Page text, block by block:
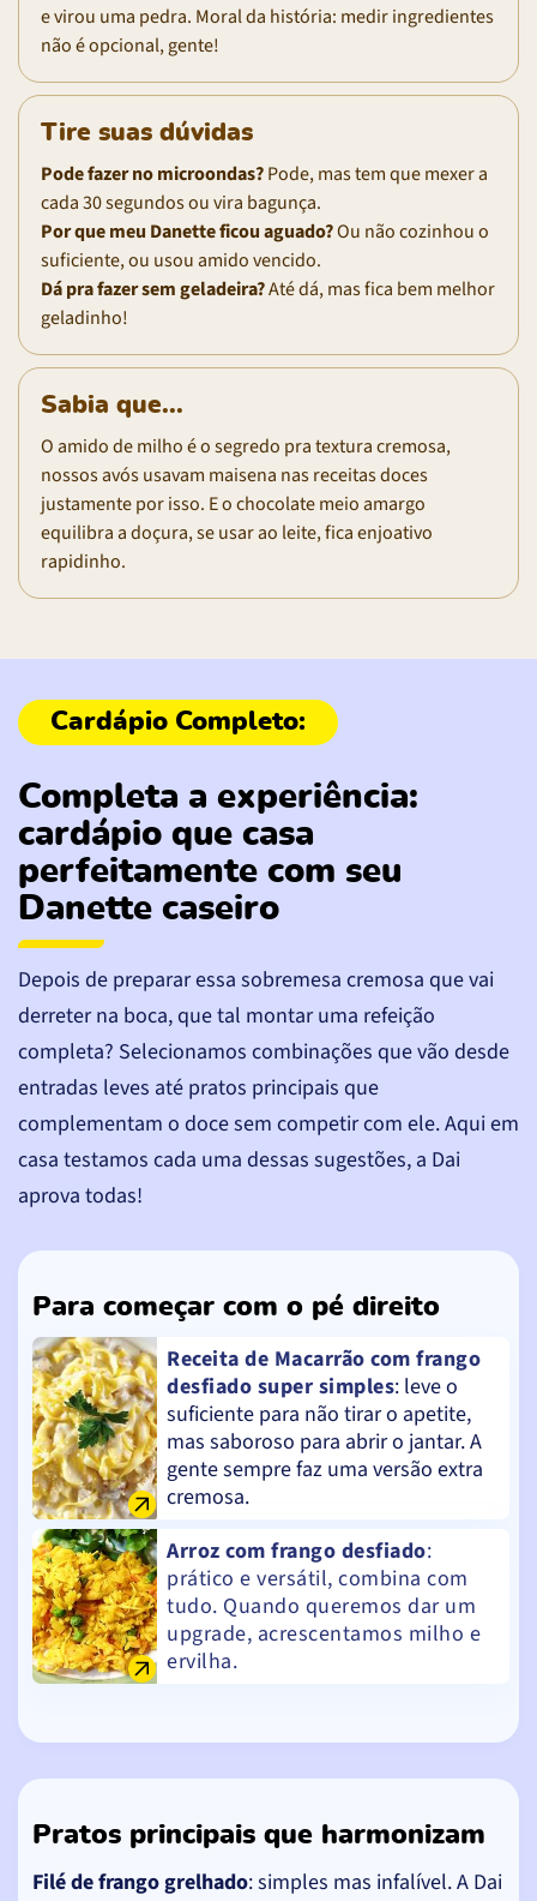
e virou uma pedra. Moral da história: medir ingredientes
não é opcional, gente!
Tire suas dúvidas
Pode fazer no microondas?Pode, mas tem que mexer a
cada 30 segundos ou vira bagunça.
Por que meu Danette ficou aguado?Ou não cozinhou o
suficiente, ou usou amido vencido.
Dá pra fazer sem geladeira?Até dá, mas fica bem melhor
geladinho!
Sabia que...
O amido de milho é o segredo pra textura cremosa,
nossos avós usavam maisena nas receitas doces
justamente por isso. E o chocolate meio amargo
equilibra a doçura, se usar ao leite, fica enjoativo
rapidinho.
Completa a experiência:
cardápio que casa
perfeitamente com seu
Danette caseiro
Depois de preparar essa sobremesa cremosa que vai
derreter na boca, que tal montar uma refeição
completa? Selecionamos combinações que vão desde
entradas leves até pratos principais que
complementam o doce sem competir com ele. Aqui em
casa testamos cada uma dessas sugestões, a Dai
aprova todas!
Para começar com o pé direito
Receita de Macarrão com frango
desfiado super simples: leve o
suficiente para não tirar o apetite,
mas saboroso para abrir o jantar. A
gente sempre faz uma versão extra
cremosa.
Arroz com frango desfiado:
prático e versátil, combina com
tudo. Quando queremos dar um
upgrade, acrescentamos milho e
ervilha.
Pratos principais que harmonizam
Filé de frango grelhado: simples mas infalível. A Dai